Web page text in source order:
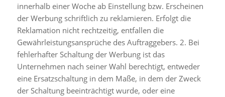
innerhalb einer Woche ab Einstellung bzw. Erscheinen
der Werbung schriftlich zu reklamieren. Erfolgt die
Reklamation nicht rechtzeitig, entfallen die
Gewährleistungsansprüche des Auftraggebers. 2. Bei
fehlerhafter Schaltung der Werbung ist das
Unternehmen nach seiner Wahl berechtigt, entweder
eine Ersatzschaltung in dem Maße, in dem der Zweck
der Schaltung beeinträchtigt wurde, oder eine